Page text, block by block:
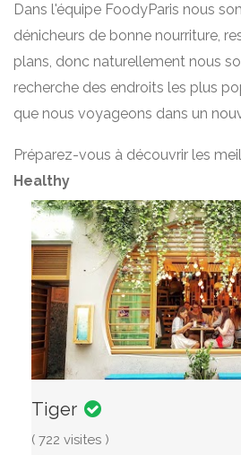
Dans l'équipe FoodyParis nous
dénicheurs de bonne nourriture,
plans, donc naturellement nous
recherche des endroits les plus
que nous voyageons dans un
Préparez-vous à découvrir les
Healthy
Tiger
( 722 visites )